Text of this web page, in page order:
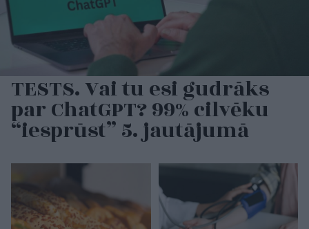
TESTS. Vai tu esi gudrāks
par ChatGPT? 99% cilvēku
“iesprūst” 5. jautājumā